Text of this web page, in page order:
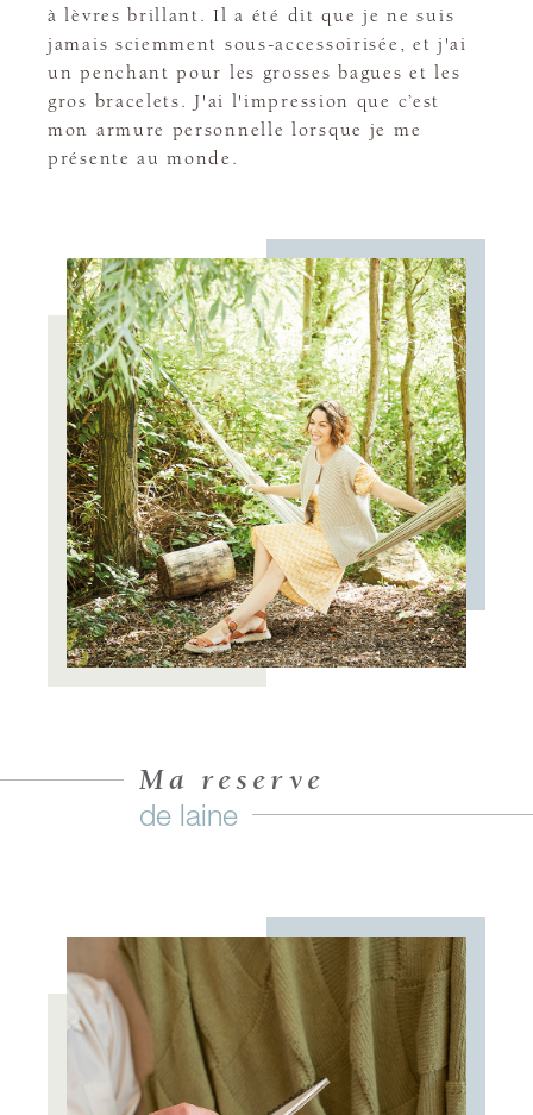
à lèvres brillant. Il a été dit que je ne suis
jamais sciemment sous-accessoirisée, et j'ai
un penchant pour les grosses bagues et les
gros bracelets. J'ai l'impression que c’est
mon armure personnelle lorsque je me
présente au monde.
Ma reserve
de laine